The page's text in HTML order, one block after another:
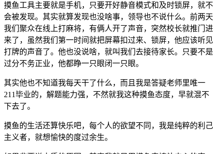
摸鱼工具主要就是手机，只要开好静音模式和及时锁屏，就不
会被发现。其实就算发现也没啥事，领导也不说什么。前两天
我们聚众在线上打麻将，有俩人开了声音，突然校长就推门进
来了，虽然我们第一时间就把屏幕扣过来、锁屏，他应该听见
打牌的声音了。他也没说啥，就叫我们去接待家长。只要不是
过分不务正业，他都睁一只眼闭一只眼。
其实他也不知道我每天干了什么，而且我是答疑老师里唯一
211毕业的，解题能力强，不然就我这种摸鱼态度，早就混不
下去了。
摸鱼的生活还算快乐吧，每个人的欲望不同，我是纯粹的利己
主义者，就想愉快的度过余生。